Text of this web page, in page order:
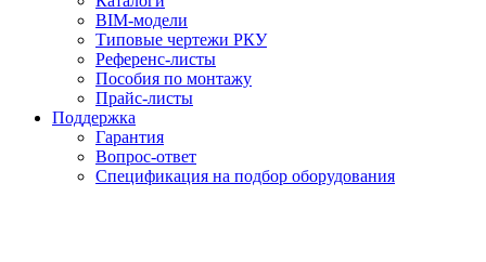
BIM-модели
Типовые чертежи РКУ
Референс-листы
Пособия по монтажу
Прайс-листы
Поддержка
Гарантия
Вопрос-ответ
Спецификация на подбор оборудования